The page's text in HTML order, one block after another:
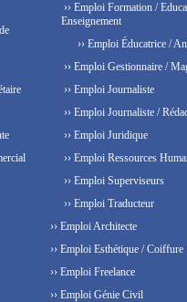
›› Emploi Formation /
Enseignement
›› Emploi Éducatrice /
›› Emploi Gestionnaire /
›› Emploi Journaliste
›› Emploi Journaliste /
›› Emploi Juridique
›› Emploi Ressources
›› Emploi Superviseurs
›› Emploi Traducteur
›› Emploi Architecte
›› Emploi Esthétique / Coiffure
›› Emploi Freelance
›› Emploi Génie Civil